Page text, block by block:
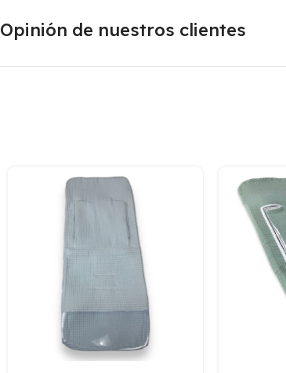
Opinión de nuestros clientes